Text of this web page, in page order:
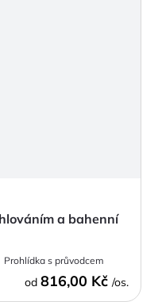
a bahenní
Prohlídka s průvodcem
od 816,00 Kč /os.